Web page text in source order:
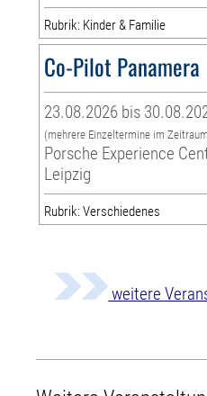
Rubrik: Kinder & Familie
Co-Pilot Panamera
23.08.2026 bis
(mehrere Einzeltermine im
Porsche Experience
Leipzig
Rubrik: Verschiedenes
weitere